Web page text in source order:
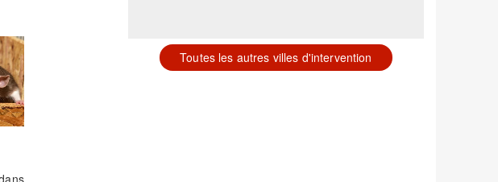
Toutes les autres villes d'intervention